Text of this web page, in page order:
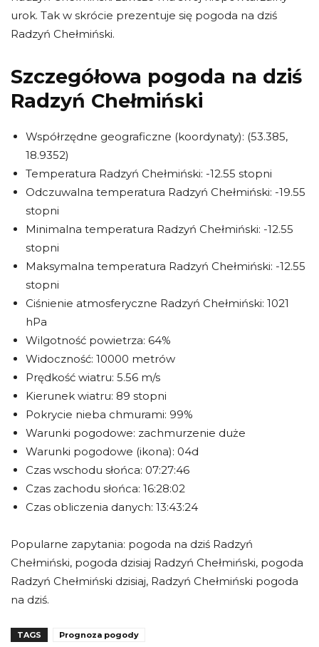
urok. Tak w skrócie prezentuje się pogoda na dziś
Radzyń Chełmiński.
Szczegółowa pogoda na dziś
Radzyń Chełmiński
Współrzędne geograficzne (koordynaty): (53.385,
18.9352)
Temperatura Radzyń Chełmiński: -12.55 stopni
Odczuwalna temperatura Radzyń Chełmiński: -19.55
stopni
Minimalna temperatura Radzyń Chełmiński: -12.55
stopni
Maksymalna temperatura Radzyń Chełmiński: -12.55
stopni
Ciśnienie atmosferyczne Radzyń Chełmiński: 1021
hPa
Wilgotność powietrza: 64%
Widoczność: 10000 metrów
Prędkość wiatru: 5.56 m/s
Kierunek wiatru: 89 stopni
Pokrycie nieba chmurami: 99%
Warunki pogodowe: zachmurzenie duże
Warunki pogodowe (ikona): 04d
Czas wschodu słońca: 07:27:46
Czas zachodu słońca: 16:28:02
Czas obliczenia danych: 13:43:24
Popularne zapytania: pogoda na dziś Radzyń
Chełmiński, pogoda dzisiaj Radzyń Chełmiński, pogoda
Radzyń Chełmiński dzisiaj, Radzyń Chełmiński pogoda
na dziś.
TAGS Prognoza pogody